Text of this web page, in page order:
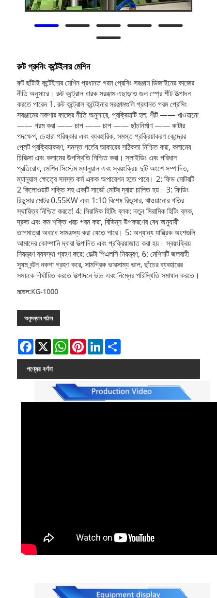
রুট প্রুনিং কন্টেইনার মেশিন
রুট ছাঁটাই কন্টেইনার মেশিন প্রধানত গরম প্রেসিং সরঞ্জাম ডিজাইনের কাজের
নীতি অনুসারে। রুট কন্ট্রোল ধারক সরঞ্জাম এছাড়াও জল স্প্রে শীট উত্পাদন
করতে পারেন 1. রুট কন্ট্রোল কন্টেইনার সরঞ্জামগুলি প্রধানত গরম প্রেসিং
সরঞ্জামের নকশার কাজের নীতি অনুসারে, প্রক্রিয়াটি হল: শীট —— খাওয়ানো
—— গরম করা —— চাপ —— চাপ —— ছাঁচনির্মাণ —— কাটার
পদক্ষেপ, চেহারা পরিষ্কার এবং ব্যবহারিক, সমস্ত প্রক্রিয়াকরণ কেন্দ্রের
প্লেট প্রক্রিয়াকরণ, সমস্ত গর্তের আকারের সঠিকতা নিশ্চিত করা, কলামের
চিকিত্সা এবং কলামের উপস্থিতি নিশ্চিত করা। স্লাইডিং এবং পরিধান
প্রতিরোধ, মেশিন সিস্টেম ম্যানুয়াল এবং স্বয়ংক্রিয় দুটি অংশে সম্পাদিত,
ম্যানুয়াল ক্ষেত্রে সমস্ত কর্ম একক অপারেশন হতে পারে। 2: ফিড মোটরটি
2 কিলোওয়াট শক্তি সহ একটি সার্ভো মোটর দ্বারা চালিত হয়। 3: ফিডিং
রিডুসার মোটর 0.55KW এবং 1:10 বিশেষ রিডুসার, খাওয়ানোর গতির
স্থায়িত্ব নিশ্চিত করতে! 4: সিরামিক হিটিং ব্লক: নতুন সিরামিক হিটিং ব্লক,
দ্রুত এবং কম শক্তি খরচ গরম করা, বিভিন্ন উপকরণের বেধ অনুযায়ী
তাপমাত্রা অবাধে সামঞ্জস্য করা যেতে পারে। 5: অন্যান্য যান্ত্রিক অংশগুলি
আমাদের কোম্পানি দ্বারা উত্পাদিত এবং প্রক্রিয়াজাত করা হয়। স্বয়ংক্রিয়
নিয়ন্ত্রণ ব্যবস্থা গ্রহণ করে: ডেল্টা পিএলসি নিয়ন্ত্রণ, 6: মেশিনটি জলবাহী
সুষম বন্টন নকশা গ্রহণ করে, সামগ্রিক ভারসাম্য ভাল, ছাঁচের ব্যবহারের
সময়কে দীর্ঘায়িত করতে উত্পাদনে উচ্চ এবং নিম্নের পরিস্থিতি সমাধান করতে।
মডেল:KG-1000
অনুসন্ধান পাঠান
Facebook
X WhatsAppPinterestLinkedIn
পণ্যের বর্ণনা